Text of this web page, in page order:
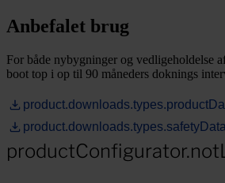
Anbefalet brug
For både nybygninger og vedligeholdelse
boot top i op til 90 måneders doknings